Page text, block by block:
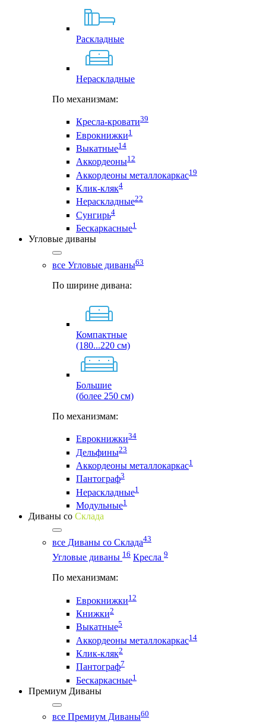
Раскладные
Нераскладные
По механизмам:
Кресла-кровати39
Еврокнижки1
Выкатные14
Аккордеоны12
Аккордеоны металлокаркас19
Клик-кляк4
Нераскладные22
Сунгирь4
Бескаркасные1
Угловые диваны
все Угловые диваны63
По ширине дивана:
Компактные
(180...220 см)
Большие
(более 250 см)
По механизмам:
Еврокнижки34
Дельфины23
Аккордеоны металлокаркас1
Пантограф3
Нераскладные1
Модульные1
Диваны со Склада
все Диваны со Склада43
Угловые диваны 16 Кресла 9
По механизмам:
Еврокнижки12
Книжки2
Выкатные5
Аккордеоны металлокаркас14
Клик-кляк2
Пантограф7
Бескаркасные1
Премиум Диваны
все Премиум Диваны60